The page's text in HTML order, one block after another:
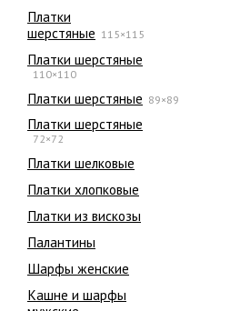
Платки
шерстяные 115×115
Платки шерстяные
110×110
Платки шерстяные 89×89
Платки шерстяные
72×72
Платки шелковые
Платки хлопковые
Платки из вискозы
Палантины
Шарфы женские
Кашне и шарфы